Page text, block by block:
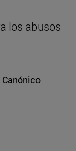
los abusos